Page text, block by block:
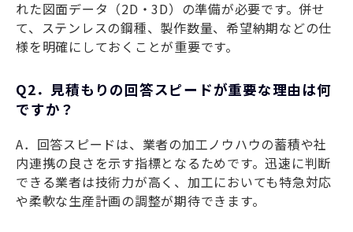
れた図面データ（2D・3D）の準備が必要です。併せ
て、ステンレスの鋼種、製作数量、希望納期などの仕
様を明確にしておくことが重要です。
Q2．見積もりの回答スピードが重要な理由は何
ですか？
A．回答スピードは、業者の加工ノウハウの蓄積や社
内連携の良さを示す指標となるためです。迅速に判断
できる業者は技術力が高く、加工においても特急対応
や柔軟な生産計画の調整が期待できます。